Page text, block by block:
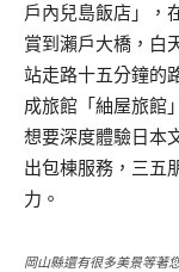
戶內兒島飯店」，
賞到瀨戶大橋，白
站走路十五分鐘的
成旅館「紬屋旅館
想要深度體驗日本
出包棟服務，三五
力。
岡山縣還有很多美景等著